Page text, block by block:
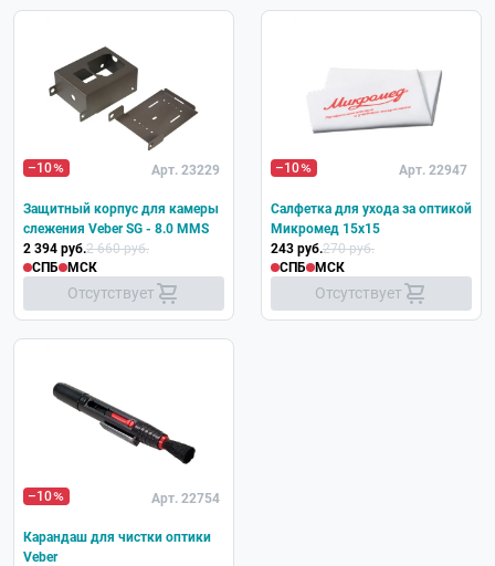
–10 Арт. 23229
Защитный корпус для камеры
слежения Veber SG - 8.0 MMS
2 394 руб.2 660 руб.
СПБ
МСК
Отсутствует
–10 Арт. 22947
Салфетка для ухода за оптикой
Микромед 15x15
243 руб.270 руб.
СПБ
МСК
Отсутствует
–10
Арт. 22754
Карандаш для чистки оптики
Veber